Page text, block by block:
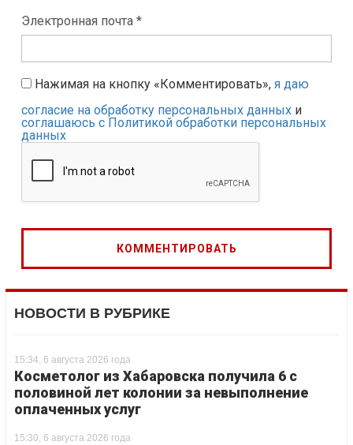
Электронная почта *
Нажимая на кнопку «Комментировать», я даю
согласие на обработку персональных данных и
соглашаюсь с Политикой обработки персональных
данных
НОВОСТИ В РУБРИКЕ
15:34, 6 августа 2026 года
Косметолог из Хабаровска получила 6 с
половиной лет колонии за невыполнение
оплаченных услуг
15:30, 6 августа 2026 года